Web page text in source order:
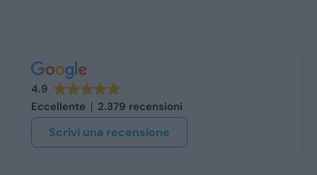
4.9
Eccellente
2.379 recensioni
Scrivi una recensione